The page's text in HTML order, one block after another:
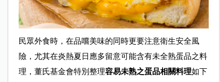
民眾外食時，在品嚐美味的同時更要注意衛生安全風
險，尤其在炎熱夏日應多留意可能含有未全熟蛋品之料
理，董氏基金會特別整理容易未熟之蛋品相關料理如下